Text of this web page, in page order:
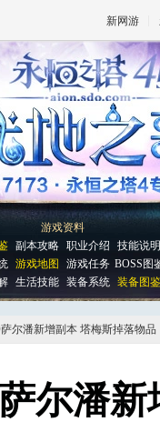
新网游
游戏资料
副本攻略 职业介绍
技能说
游戏地图 游戏任务 BOSS图
生活技能 装备系统 装备图
尔潘新增副本 塔梅斯掉落物品
尔潘